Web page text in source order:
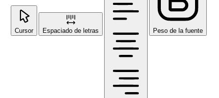
Cursor Espaciado de letras Peso de la fuente